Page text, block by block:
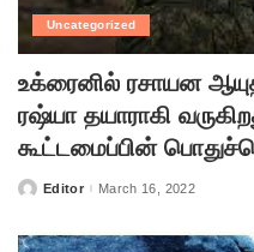
Uncategorized
உக்ரைனில் ரசாயன
ரஷ்யா தயாராகி
கூட்டமைப்பின்
PostedEditor March 16, 2022